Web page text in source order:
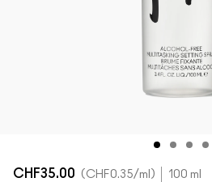
CHF35.00 CHF0.35/ml 100 ml